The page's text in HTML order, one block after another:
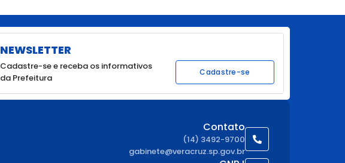
Contato
(14) 3492-9700
gabinete@veracruz.sp.gov.br
NEWSLETTER
Cadastre-se e receba os informativos
da Prefeitura
Cadastre-se